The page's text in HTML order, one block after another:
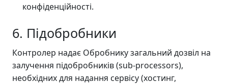
конфіденційності.
6. Підобробники
Контролер надає Обробнику загальний дозвіл на
залучення підобробників (sub-processors),
необхідних для надання сервісу (хостинг,